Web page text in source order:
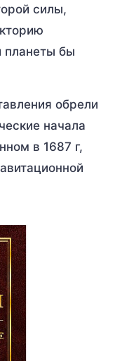
силы,
планеты бы
обрели
начала
в 1687 г,